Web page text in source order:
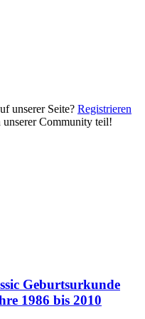
unserer Seite? Registrieren
unserer Community teil!
Geburtsurkunde
1986 bis 2010